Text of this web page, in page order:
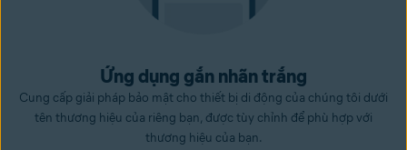
Ứng dụng gắn nhãn trắng
Cung cấp giải pháp bảo mật cho thiết bị di động của chúng tôi dưới
tên thương hiệu của riêng bạn, được tùy chỉnh để phù hợp với
thương hiệu của bạn.